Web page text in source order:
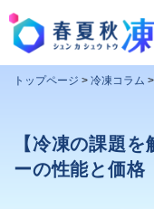
トップページ > 冷凍コラム >
【冷凍の課題
ーの性能と価格